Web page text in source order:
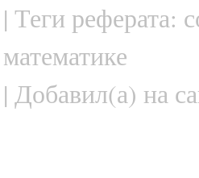
| Теги реферата:
математике
| Добавил(а) на